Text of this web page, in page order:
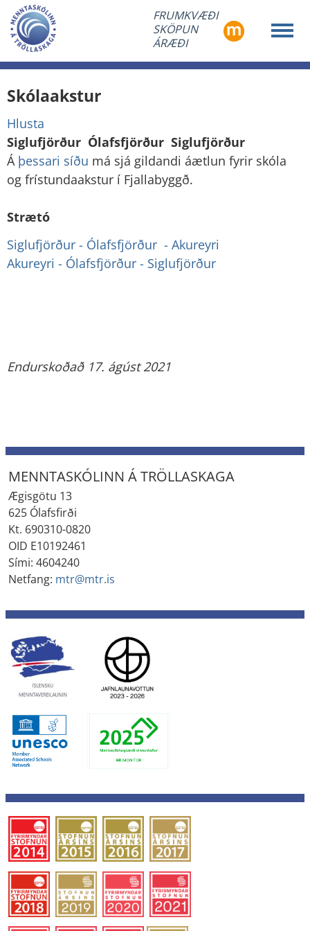
FRUMKVÆÐI
SKÖPUN
ÁRÆÐI
Skólaakstur
Hlusta
Siglufjörður  Ólafsfjörður  Siglufjörður
Á þessari síðu má sjá gildandi áætlun fyrir skóla
og frístundaakstur í Fjallabyggð.
Strætó
Siglufjörður - Ólafsfjörður - Akureyri
Akureyri - Ólafsfjörður - Siglufjörður
Endurskoðað 17. ágúst 2021
MENNTASKÓLINN Á TRÖLLASKAGA
Ægisgötu 13
625 Ólafsfirði
Kt. 690310-0820
OID E10192461
Sími: 4604240
Netfang: mtr@mtr.is